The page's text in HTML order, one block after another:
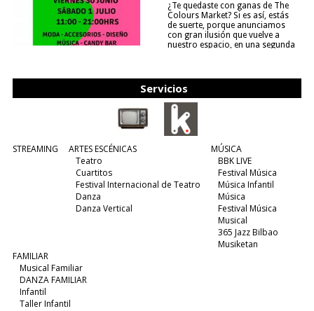
¿Te quedaste con ganas de The
Colours Market? Si es así, estás
de suerte, porque anunciamos
con gran ilusión que vuelve a
nuestro espacio, en una segunda
Servicios
STREAMING
ARTES ESCÉNICAS
Teatro
Cuartitos
Festival Internacional de Teatro
Danza
Danza Vertical
MÚSICA
BBK LIVE
Festival Música
Música Infantil
Música
Festival Música
Musical
365 Jazz Bilbao
Musiketan
FAMILIAR
Musical Familiar
DANZA FAMILIAR
Infantil
Taller Infantil